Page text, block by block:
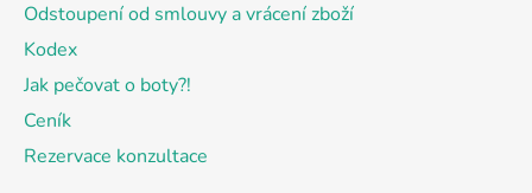
Odstoupení od smlouvy a vrácení zboží
Kodex
Jak pečovat o boty?!
Ceník
Rezervace konzultace